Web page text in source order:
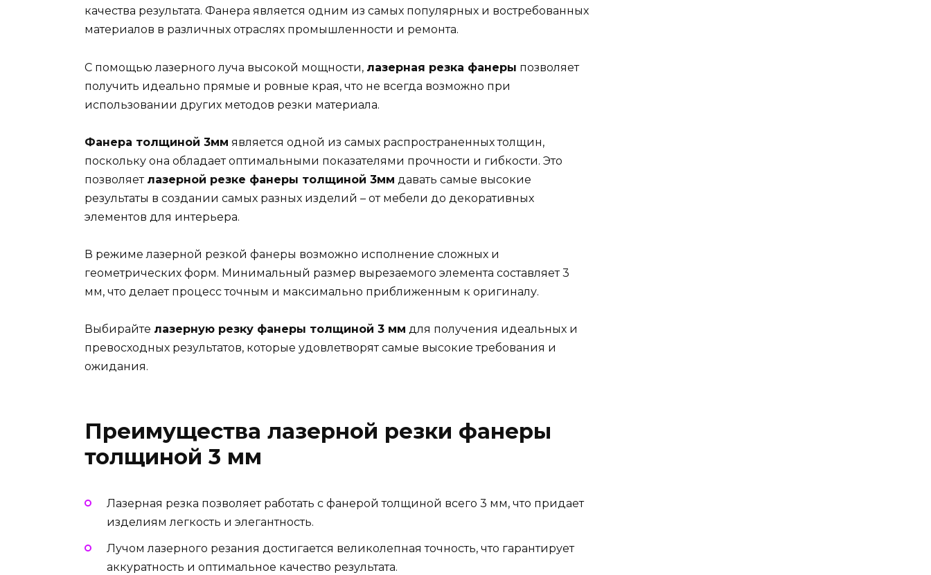
качества результата. Фанера является одним из самых популярных и востребованных
материалов в различных отраслях промышленности и ремонта.
С помощью лазерного луча высокой мощности, лазерная резка фанеры позволяет
получить идеально прямые и ровные края, что не всегда возможно при
использовании других методов резки материала.
Фанера толщиной 3мм является одной из самых распространенных толщин,
поскольку она обладает оптимальными показателями прочности и гибкости. Это
позволяет лазерной резке фанеры толщиной 3мм давать самые высокие
результаты в создании самых разных изделий – от мебели до декоративных
элементов для интерьера.
В режиме лазерной резкой фанеры возможно исполнение сложных и
геометрических форм. Минимальный размер вырезаемого элемента составляет 3
мм, что делает процесс точным и максимально приближенным к оригиналу.
Выбирайте лазерную резку фанеры толщиной 3 мм для получения идеальных и
превосходных результатов, которые удовлетворят самые высокие требования и
ожидания.
Преимущества лазерной резки фанеры
толщиной 3 мм
Лазерная резка позволяет работать с фанерой толщиной всего 3 мм, что придает
изделиям легкость и элегантность.
Лучом лазерного резания достигается великолепная точность, что гарантирует
аккуратность и оптимальное качество результата.